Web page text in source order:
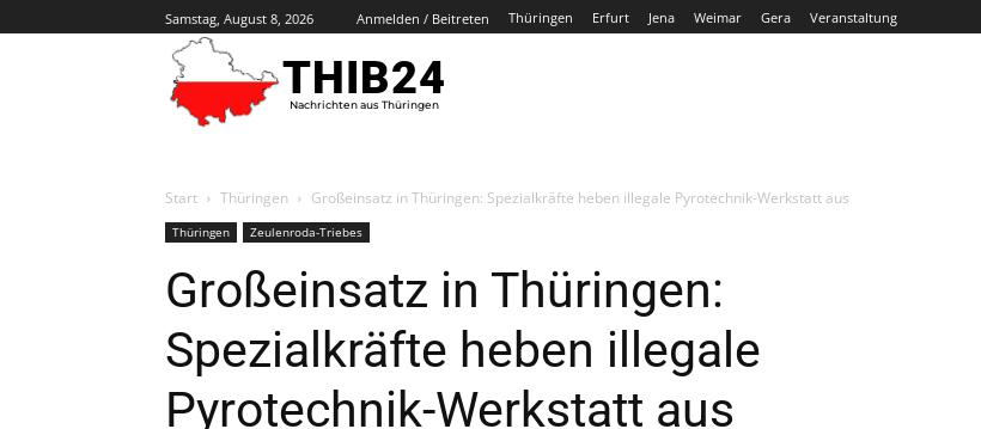
Samstag, August 8, 2026 Anmelden / Beitreten Thüringen Erfurt Jena Weimar Gera Veranstaltung
THIB24
Nachrichten aus Thüringen
Start Thüringen Großeinsatz in Thüringen: Spezialkräfte heben illegale Pyrotechnik-Werkstatt aus
Thüringen Zeulenroda-Triebes
Großeinsatz in Thüringen:
Spezialkräfte heben illegale
Pyrotechnik-Werkstatt aus